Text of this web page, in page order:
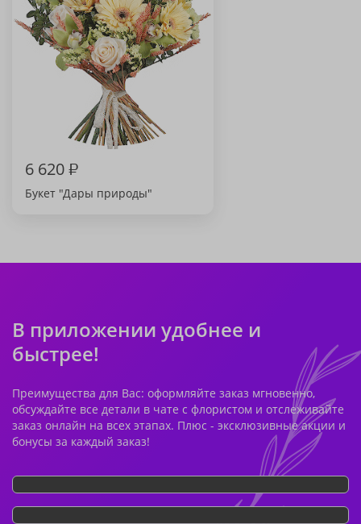
6 620₽
Букет "Дары природы"
В приложении удобнее и
быстрее!
Преимущества для Вас: оформляйте заказ мгновенно,
обсуждайте все детали в чате с флористом и отслеживайте
заказ онлайн на всех этапах. Плюс - эксклюзивные акции и
бонусы за каждый заказ!